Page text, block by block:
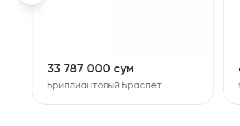
41 106 000 сум
Бриллиантовый Браслет